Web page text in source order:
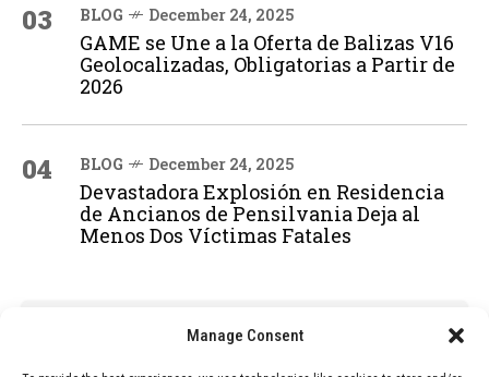
Manage Consent
03 BLOG December 24, 2025
GAME se Une a la Oferta de Balizas V16
Geolocalizadas, Obligatorias a Partir de
2026
04 BLOG December 24, 2025
Devastadora Explosión en Residencia
de Ancianos de Pensilvania Deja al
Menos Dos Víctimas Fatales